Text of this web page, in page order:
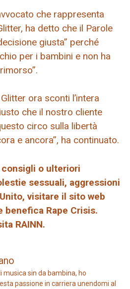
che rappresenta
ha detto che il Parole
giusta” perché
per i bambini e non ha
ora sconti l’intera
che il nostro cliente
circo sulla libertà
e ancora”, ha continuato.
o ulteriori
sessuali, aggressioni
visitare il sito web
benefica Rape Crisis.
RAINN.
musica sin da bambina, ho
passione in carriera unendomi al